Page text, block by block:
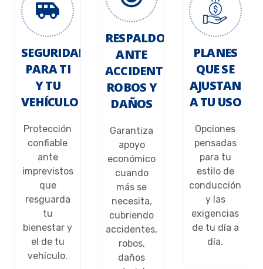
SEGURIDAD
PARA TI
Y TU
VEHÍCULO
Protección
confiable
ante
imprevistos
que
resguarda
tu
bienestar y
el de tu
vehículo.
RESPALDO
ANTE
ACCIDENTES,
ROBOS Y
DAÑOS
Garantiza
apoyo
económico
cuando
más se
necesita,
cubriendo
accidentes,
robos,
daños
PLANES
QUE SE
AJUSTAN
A TU USO
Opciones
pensadas
para tu
estilo de
conducción
y las
exigencias
de tu día a
día.